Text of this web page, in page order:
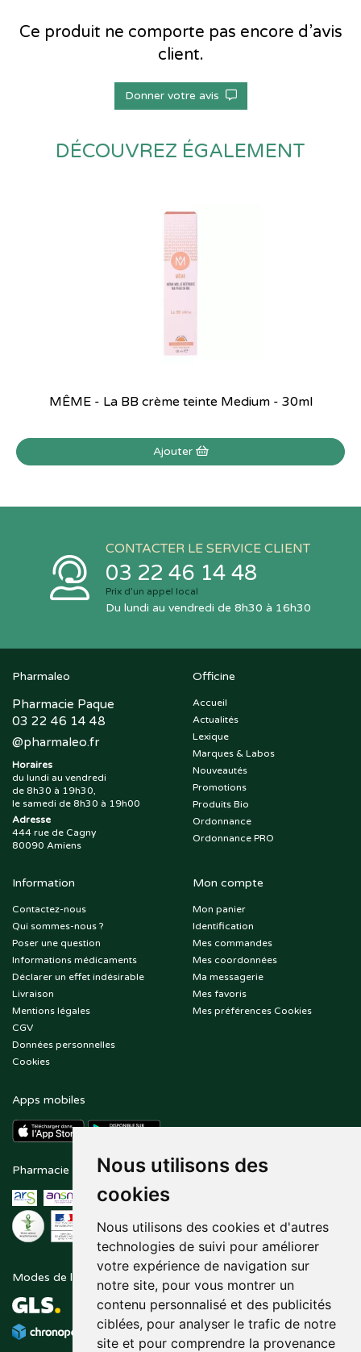
Nous utilisons des
cookies
Nous utilisons des cookies et d'autres
technologies de suivi pour améliorer
votre expérience de navigation sur
notre site, pour vous montrer un
contenu personnalisé et des publicités
ciblées, pour analyser le trafic de notre
site et pour comprendre la provenance
Ce produit ne comporte pas encore d’avis
client.
Donner votre avis
DÉCOUVREZ ÉGALEMENT
MÊME - La BB crème teinte Medium - 30ml
Ajouter
CONTACTER LE SERVICE CLIENT
03 22 46 14 48
Prix d’un appel local
Du lundi au vendredi de 8h30 à 16h30
Pharmaleo
Pharmacie Paque
03 22 46 14 48
@pharmaleo.fr
Horaires
du lundi au vendredi
de 8h30 à 19h30,
le samedi de 8h30 à 19h00
Adresse
444 rue de Cagny
80090 Amiens
Officine
Accueil
Actualités
Lexique
Marques & Labos
Nouveautés
Promotions
Produits Bio
Ordonnance
Ordonnance PRO
Information
Contactez-nous
Qui sommes-nous ?
Poser une question
Informations médicaments
Déclarer un effet indésirable
Livraison
Mentions légales
CGV
Données personnelles
Cookies
Mon compte
Mon panier
Identification
Mes commandes
Mes coordonnées
Ma messagerie
Mes favoris
Mes préférences Cookies
Apps mobiles
Pharmacie en ligne agréée Paiement sécurisé
Modes de livraison Suivez-nous sur